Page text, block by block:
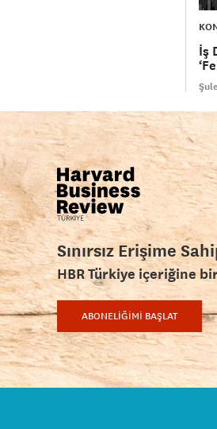
İş
Sınırsız Erişime
HBR Türkiye içeriğine
ABONELİĞİMİ BAŞLAT